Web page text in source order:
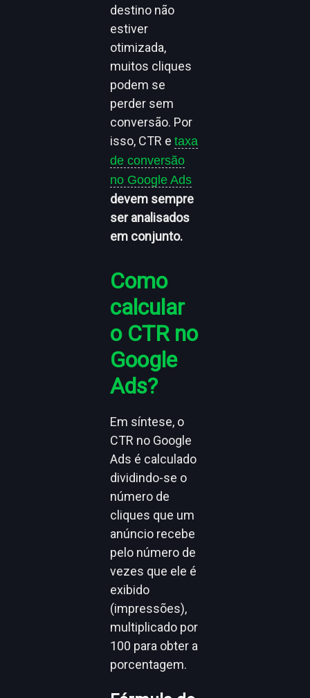
destino não
estiver
otimizada,
muitos cliques
podem se
perder sem
conversão. Por
isso, CTR etaxa
de conversão
no Google Ads
devem sempre
ser analisados
em conjunto.
Como
calcular
o CTR no
Google
Ads?
Em síntese, o
CTR no Google
Ads é calculado
dividindo-se o
número de
cliques que um
anúncio recebe
pelo número de
vezes que ele é
exibido
(impressões),
multiplicado por
100 para obter a
porcentagem.